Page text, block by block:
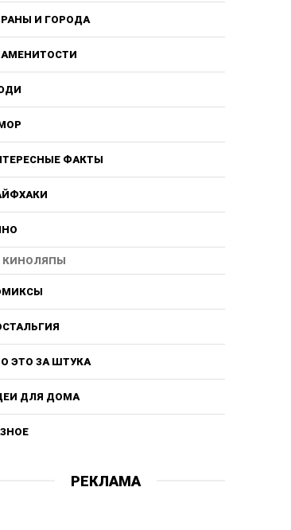
И ГОРОДА
ФАКТЫ
КИНОЛЯПЫ
ЭТО ЗА ШТУКА
ДЛЯ ДОМА
РЕКЛАМА